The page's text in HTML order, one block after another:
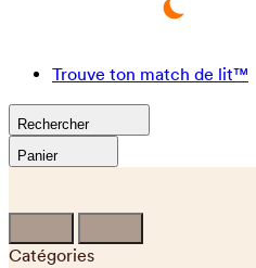
Trouve ton match de lit™
Rechercher
Panier
Catégories